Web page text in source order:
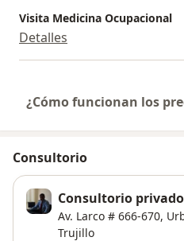
Visita Medicina Ocupacional
Detalles
¿Cómo funcionan los
Consultorio
Consultorio privado
Av. Larco # 666-670,
Trujillo